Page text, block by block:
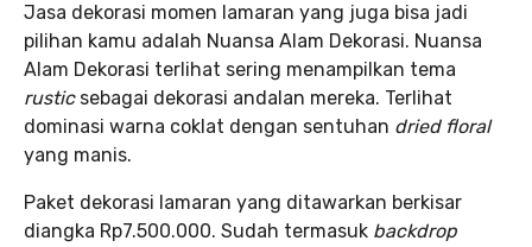
Jasa dekorasi momen lamaran yang juga bisa jadi
pilihan kamu adalah Nuansa Alam Dekorasi. Nuansa
Alam Dekorasi terlihat sering menampilkan tema
rustic sebagai dekorasi andalan mereka. Terlihat
dominasi warna coklat dengan sentuhan dried floral
yang manis.
Paket dekorasi lamaran yang ditawarkan berkisar
diangka Rp7.500.000. Sudah termasuk backdrop